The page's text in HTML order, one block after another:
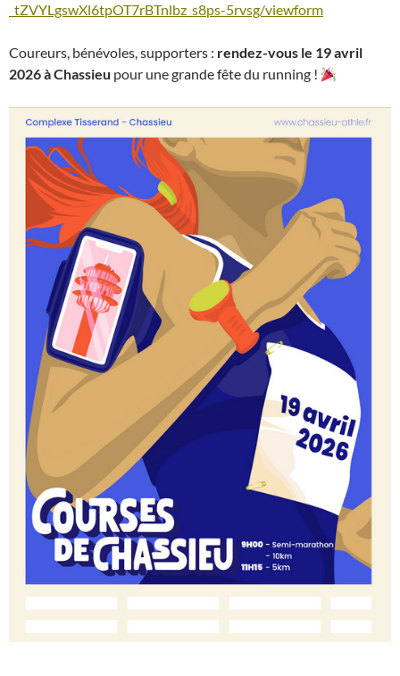
_tZVYLgswXl6tpOT7rBTnlbz_s8ps-5rvsg/viewform
Coureurs, bénévoles, supporters : rendez-vous le 19 avril
2026 à Chassieu pour une grande fête du running !